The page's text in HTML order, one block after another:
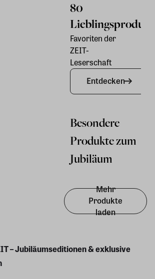
80
Favoriten der
ZEIT-
Leserschaft
Entdecken
Besondere
Produkte zum
Jubiläum
Mehr
Produkte
laden
– Jubiläumseditionen & exklusive